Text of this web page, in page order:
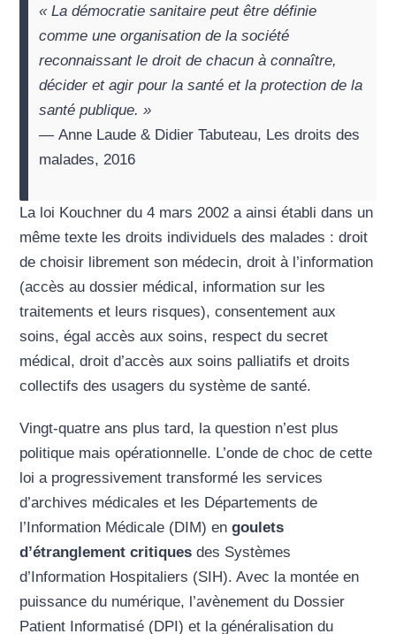
« La démocratie sanitaire peut être définie
comme une organisation de la société
reconnaissant le droit de chacun à connaître,
décider et agir pour la santé et la protection de la
santé publique. »
— Anne Laude & Didier Tabuteau, Les droits des
malades, 2016
La loi Kouchner du 4 mars 2002 a ainsi établi dans un
même texte les droits individuels des malades : droit
de choisir librement son médecin, droit à l’information
(accès au dossier médical, information sur les
traitements et leurs risques), consentement aux
soins, égal accès aux soins, respect du secret
médical, droit d’accès aux soins palliatifs et droits
collectifs des usagers du système de santé.
Vingt-quatre ans plus tard, la question n’est plus
politique mais opérationnelle. L’onde de choc de cette
loi a progressivement transformé les services
d’archives médicales et les Départements de
l’Information Médicale (DIM) en goulets
d’étranglement critiques des Systèmes
d’Information Hospitaliers (SIH). Avec la montée en
puissance du numérique, l’avènement du Dossier
Patient Informatisé (DPI) et la généralisation du